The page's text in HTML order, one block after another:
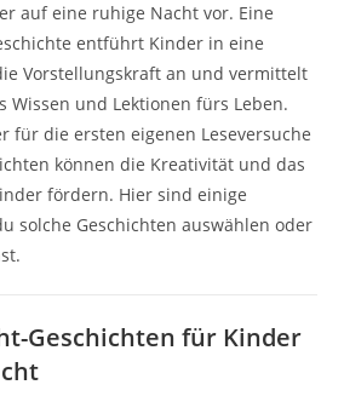
auf eine ruhige Nacht vor. Eine
entführt Kinder in eine
Vorstellungskraft an und vermittelt
Wissen und Lektionen fürs Leben.
für die ersten eigenen Leseversuche
können die Kreativität und das
fördern. Hier sind einige
solche Geschichten auswählen oder
Geschichten für Kinder